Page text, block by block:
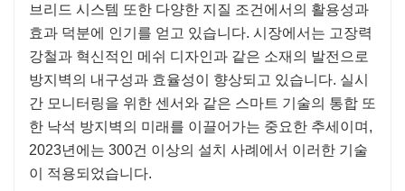
브리드 시스템 또한 다양한 지질 조건에서의 활용성과
효과 덕분에 인기를 얻고 있습니다. 시장에서는 고장력
강철과 혁신적인 메쉬 디자인과 같은 소재의 발전으로
방지벽의 내구성과 효율성이 향상되고 있습니다. 실시
간 모니터링을 위한 센서와 같은 스마트 기술의 통합 또
한 낙석 방지벽의 미래를 이끌어가는 중요한 추세이며,
2023년에는 300건 이상의 설치 사례에서 이러한 기술
이 적용되었습니다.